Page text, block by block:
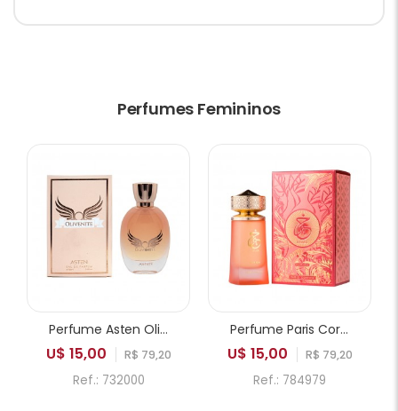
Perfumes Femininos
Perfume Asten Olivenite EDP Feminino 100ml
U$ 15,00 R$ 79,20
Ref.: 732000
Perfume Paris Corner Khair Fusion EDP Feminino 100ml
U$ 15,00 R$ 79,20
Ref.: 784979